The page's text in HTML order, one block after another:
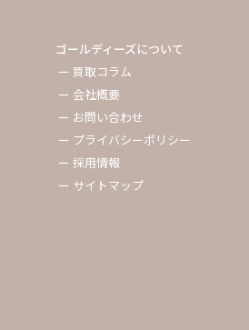
ゴールディーズについて
ー 買取コラム
ー 会社概要
ー お問い合わせ
ー プライバシーポリシー
ー 採用情報
ー サイトマップ